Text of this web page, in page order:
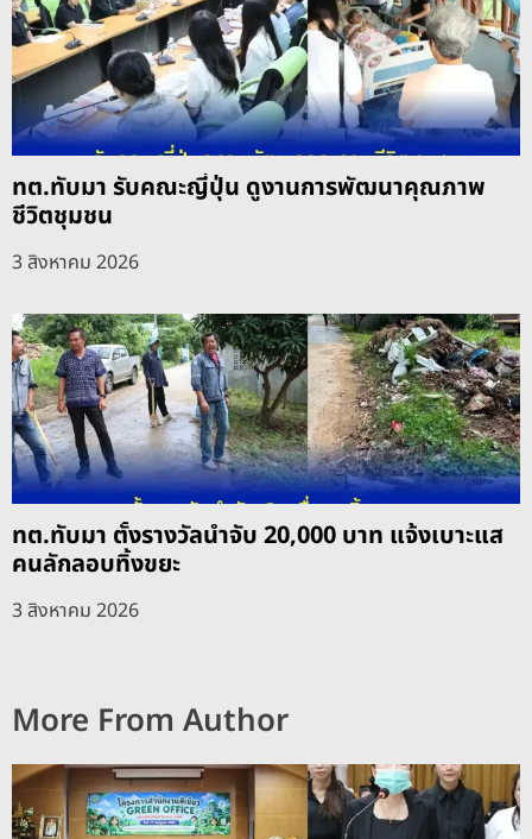
ทต.ทับมา รับคณะญี่ปุ่น ดูงานการพัฒนาคุณภาพ
ชีวิตชุมชน
3 สิงหาคม 2026
ทต.ทับมา ตั้งรางวัลนำจับ 20,000 บาท แจ้งเบาะแส
คนลักลอบทิ้งขยะ
3 สิงหาคม 2026
More From Author